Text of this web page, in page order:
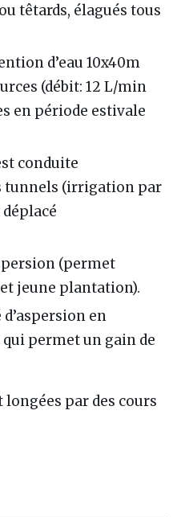
ou têtards, élagués tous
d’eau 10x40m
(débit: 12 L/min
en période estivale
conduite
tunnels (irrigation par
(permet
jeune plantation).
en
permet un gain de
par des cours